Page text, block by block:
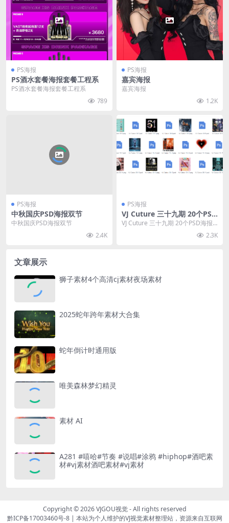
PS海报
PS酒水套餐海报套餐工程系
PS酒水套餐海报套餐工程系
789
PS海报
嘉宾海报
嘉宾海报
1.2K
PS海报
中秋国庆PSD海报双节
中秋国庆PSD海报双节
2.4K
PS海报
VJ Cuture 三十九期 20个PSD
海报海报套餐开门红收官之战
等
VJ Cuture 三十九期 20个PSD海报
2.3K
文章展示
狮子素材4个高清cj素材夜场素材
2025蛇年跨年素材大合集
蛇年倒计时通用版
唯美森林梦幻精灵
素材 AI
A281 #嘻哈#节奏 #说唱#涂鸦 #hiphop#酒吧素
材#vj素材酒吧素材#vj素材
Copyright © 2026VJGOU视觉- All rights reserved
黔ICP备17003460号-8| 本站为个人维护的VJ视觉素材整理站，资源来自互联网